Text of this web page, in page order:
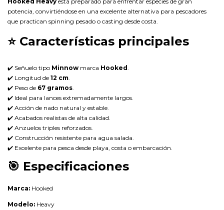
potencia, convirtiéndose en una excelente alternativa para pescadores
que practican spinning pesado o casting desde costa.
⭐ Características principales
✔️ Señuelo tipo Minnow marca Hooked
✔️ Longitud de 12 cm
✔️ Peso de 67 gramos
✔️ Ideal para lances extremadamente largos.
✔️ Acción de nado natural y estable.
✔️ Acabados realistas de alta calidad.
✔️ Anzuelos triples reforzados.
✔️ Construcción resistente para agua salada.
✔️ Excelente para pesca desde playa, costa o embarcación.
🎯 Especificaciones
Marca: Hooked
Modelo: Heavy